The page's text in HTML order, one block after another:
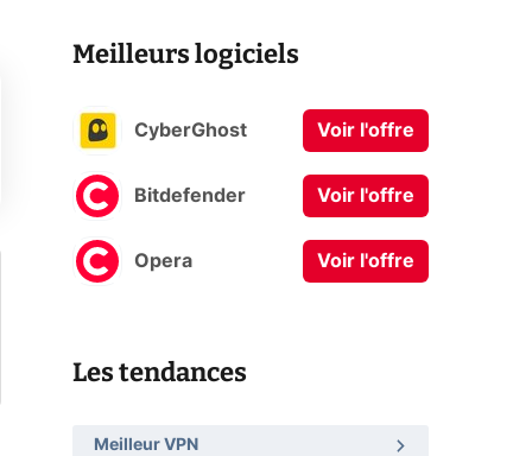
Meilleurs logiciels
CyberGhost Voir l'offre
Bitdefender Voir l'offre
Opera Voir l'offre
Les tendances
Meilleur VPN